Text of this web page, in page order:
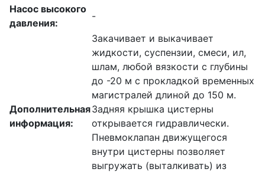
Насос высокого
давления:
-
Дополнительная
информация:
Закачивает и выкачивает
жидкости, суспензии, смеси, ил,
шлам, любой вязкости с глубины
до -20 м с прокладкой временных
магистралей длиной до 150 м.
Задняя крышка цистерны
открывается гидравлически.
Пневмоклапан движущегося
внутри цистерны позволяет
выгружать (выталкивать) из